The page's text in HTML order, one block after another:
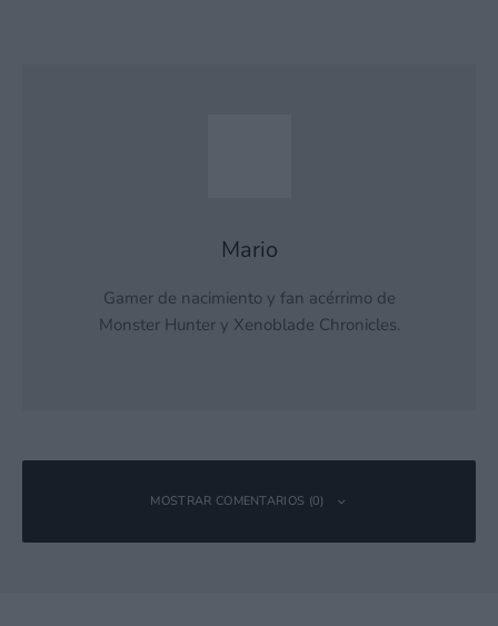
Mario
Gamer de nacimiento y fan acérrimo de
Monster Hunter y Xenoblade Chronicles.
MOSTRAR COMENTARIOS (0)